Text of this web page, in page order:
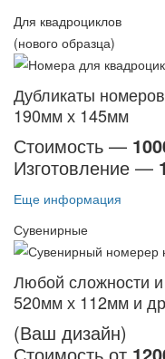
Для квадроциклов
(нового образца)
Дубликаты
190мм х 145мм
Стоимость —
Изготовление —
Еще информация
Сувенирные
Любой сложности
520мм х 112мм и
(Ваш дизайн)